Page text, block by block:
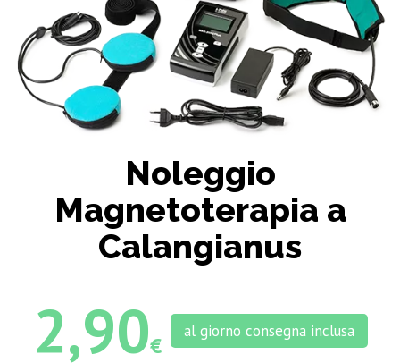
Noleggio
Magnetoterapia a
Calangianus
2,90€
al giorno consegna inclusa